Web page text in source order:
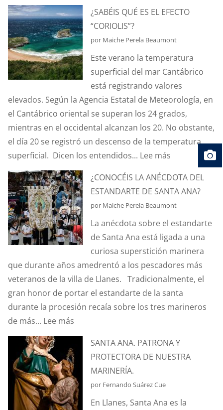
¿SABÉIS QUÉ ES EL EFECTO
“CORIOLIS”?
por Maiche Perela Beaumont
Este verano la temperatura
superficial del mar Cantábrico
está registrando valores
elevados. Según la Agencia Estatal de Meteorología, en
el Cantábrico oriental se superan los 24 grados,
mientras en el occidental alcanzan los 20. No obstante,
el día 20 se registró un descenso de la temperatura
superficial. Dicen los entendidos... Lee más:
¿SABÉIS
QUÉ
ES
EL
EFECTO
“CORIOLIS”?
¿CONOCÉIS LA ANÉCDOTA DEL
ESTANDARTE DE SANTA ANA?
por Maiche Perela Beaumont
La anécdota sobre el estandarte
de Santa Ana está ligada a una
curiosa superstición marinera
que durante años amedrentó a los pescadores más
veteranos de la villa de Llanes. Tradicionalmente, el
gran honor de portar el estandarte de la santa
durante la procesión recaía sobre los tres marineros
de más... Lee más:
¿CONOCÉIS
ANÉCDOTA
DEL
ESTANDARTE
DE
SANTA ANA. PATRONA Y
PROTECTORA DE NUESTRA
MARINERÍA.
por Fernando Suárez Cue
En Llanes, Santa Ana es la